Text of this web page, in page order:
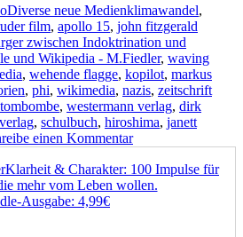
Kategorien
Diverse neue MedienSchlagwörter
klimawandel,
film, apollo 15, john fitzgerald
zwischen Indoktrination und
und Wikipedia - M.Fiedler, waving
, wehende flagge, kopilot, markus
, phi, wikimedia, nazis, zeitschrift
, westermann verlag, dirk
, schulbuch, hiroshima, janett
einen Kommentarzu
mündige
Bürger
Klarheit & Charakter: 100 Impulse für
mehr vom Leben wollen.
Ausgabe: 4,99€